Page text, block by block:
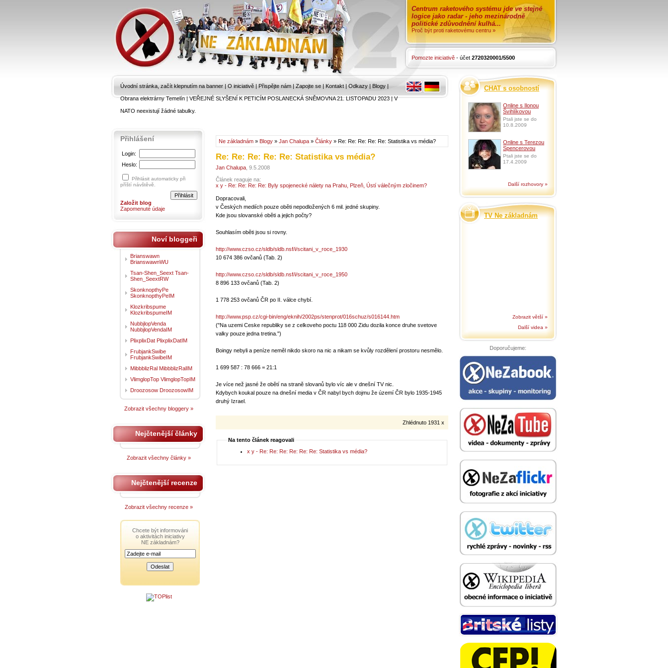
Centrum raketového systému jde ve stejné
logice jako radar - jeho mezinárodně
politické zdůvodnění kulhá...
Proč být proti raketovému centru »
Pomozte iniciativě - účet 2720320001/5500
Úvodní stránka, začít klepnutím na banner | O iniciativě | Přispějte nám | Zapojte se | Kontakt | Odkazy | Blogy |
Obrana elektrárny Temelín|VEŘEJNÉ SLYŠENÍ K PETICÍM POSLANECKÁ SNĚMOVNA 21. LISTOPADU 2023|V
NATO neexistují žádné tabulky.
Ne základnám » Blogy » Jan Chalupa » Články » Re: Re: Re: Re: Re: Statistika vs média?
Re: Re: Re: Re: Re: Statistika vs média?
Jan Chalupa , 9.5.2008
Článek reaguje na:
x y - Re: Re: Re: Re: Byly spojenecké nálety na Prahu, Plzeň, Ústí válečným zločinem?
Dopracovali,
v Českých mediích pouze oběti nepodložených 6 mil. jedné skupiny.
Kde jsou slovanské oběti a jejich počty?
Souhlasím oběti jsou si rovny.
http://www.czso.cz/sldb/sldb.nsf/i/scitani_v_roce_1930
10 674 386 ovčanů (Tab. 2)
http://www.czso.cz/sldb/sldb.nsf/i/scitani_v_roce_1950
8 896 133 ovčanů (Tab. 2)
1 778 253 ovčanů ČR po II. válce chybí.
http://www.psp.cz/cgi-bin/eng/eknih/2002ps/stenprot/016schuz/s016144.htm
("Na uzemi Ceske republiky se z celkoveho poctu 118 000 Zidu dozila konce druhe svetove
valky pouze jedna tretina.")
Boingy nebyli a peníze neměl nikdo skoro na nic a nikam se kvůly rozdělení prostoru nesmělo.
1 699 587 : 78 666 = 21:1
Je více než jasné že obětí na straně slovanů bylo víc ale v dnešní TV nic.
Kdybych koukal pouze na dnešní media v ČR nabyl bych dojmu že území ČR bylo 1935-1945
druhý Izrael.
Zhlédnuto 1931 x
Na tento článek reagovali
x y - Re: Re: Re: Re: Re: Re: Statistika vs média?
Přihlášení
Login:
Heslo:
Přihlásit automaticky při
příští návštěvě.
Založit blog
Zapomenuté údaje
Noví bloggeři
Brianswawn
BrianswawnWU
Tsan-Shen_Seext Tsan-
Shen_SeextRW
SkonknopthyPe
SkonknopthyPeIM
Klozkribspume
KlozkribspumeIM
NubbjlopVenda
NubbjlopVendaIM
PlixplixDat PlixplixDatIM
FrubjankSwibe
FrubjankSwibeIM
MibbblizRal MibbblizRalIM
VlimglopTop VlimglopTopIM
Droozosow DroozosowIM
Zobrazit všechny bloggery »
Nejčtenější články
Zobrazit všechny články »
Nejčtenější recenze
Zobrazit všechny recenze »
Chcete být informováni
o aktivitách iniciativy
NE základnám?
CHAT s osobností
Online s Ilonou
Švihlíkovou
Ptali jste se do
10.8.2009
Online s Terezou
Spencerovou
Ptali jste se do
17.4.2009
Další rozhovory »
TV Ne základnám
Zobrazit větší »
Další videa »
Doporučujeme: